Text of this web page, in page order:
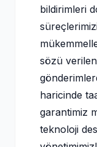
bildirimleri
sözü
haricinde
garantimiz
teknoloji